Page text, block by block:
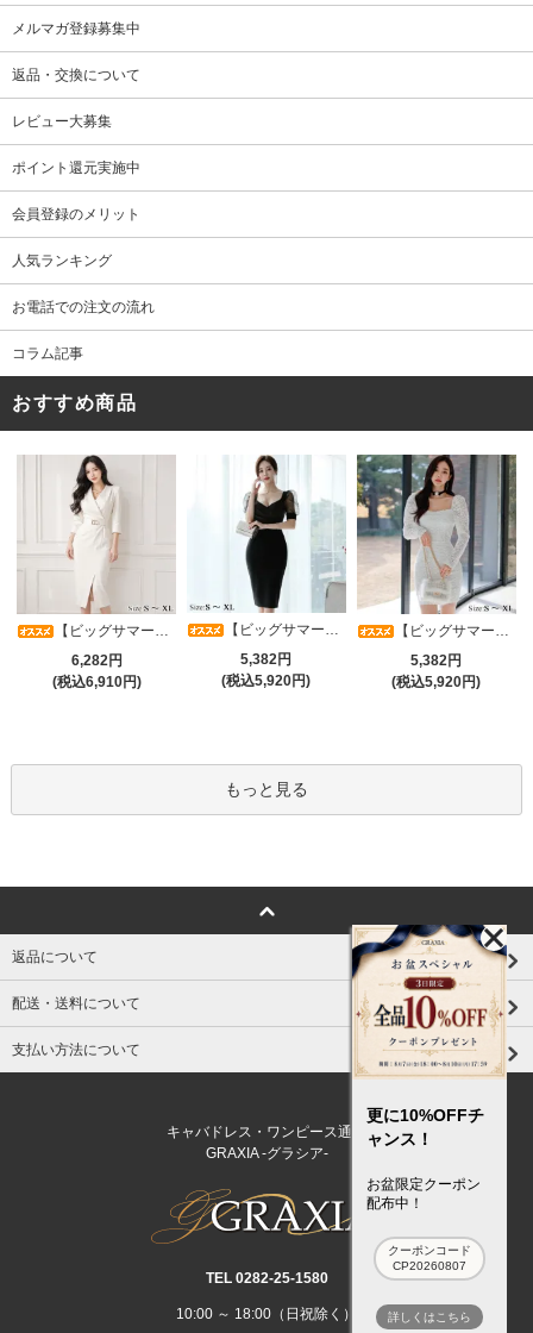
メルマガ登録募集中
返品・交換について
レビュー大募集
ポイント還元実施中
会員登録のメリット
人気ランキング
お電話での注文の流れ
コラム記事
おすすめ商品
【ビッグサマーセール対象品】アシメカシュクール7分袖ワンピース(キャバドレス・CABARETDRESS)
6,282円
(税込6,910円)
【ビッグサマーセール対象品】光沢シアースリーブが軽やかなカシュクールVネックドレープミディドレス(キャバドレス・CABARETDRESS)
5,382円
(税込5,920円)
【ビッグサマーセール対象品】ラグジュアリーオーナメントレースパフスリーブワンピース(キャバドレス・CABARETDRESS)
5,382円
(税込5,920円)
もっと見る
返品について
配送・送料について
支払い方法について
キャバドレス・ワンピース通販
GRAXIA -グラシア-
TEL 0282‐25‐1580
10:00 ～ 18:00（日祝除く）
更に10%OFFチ
ャンス！
お盆限定クーポン
配布中！
クーポンコード
CP20260807
詳しくはこちら